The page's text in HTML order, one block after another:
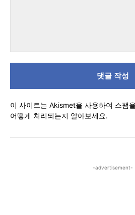
이 사이트는 Akismet을 사용하여 스팸
어떻게 처리되는지 알아보세요.
-advertisement-